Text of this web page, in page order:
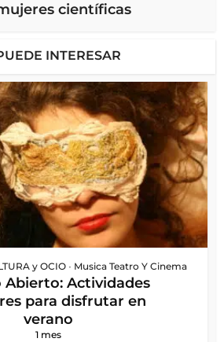
científicas
INTERESAR
y OCIO • Musica Teatro Y Cinema
Abierto: Actividades
para disfrutar en
verano
1 mes